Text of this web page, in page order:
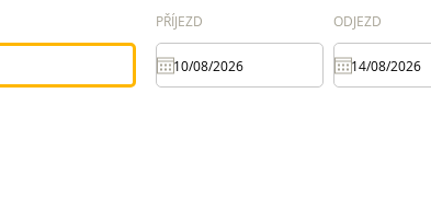
PŘÍJEZD ODJEZD